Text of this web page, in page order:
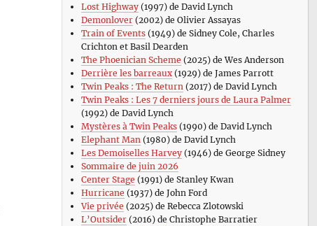
Lost Highway(1997) de David Lynch
Demonlover(2002) de Olivier Assayas
Train of Events(1949) de Sidney Cole, Charles
Crichton et Basil Dearden
The Phoenician Scheme (2025) de Wes Anderson
Derrière les barreaux(1929) de James Parrott
Twin Peaks : The Return (2017) de David Lynch
Twin Peaks : Les 7 derniers jours de Laura Palmer
(1992) de David Lynch
Mystères à Twin Peaks(1990) de David Lynch
Elephant Man (1980) de David Lynch
Les Demoiselles Harvey(1946) de George Sidney
Sommaire de juin 2026
Center Stage (1991) de Stanley Kwan
Hurricane (1937) de John Ford
Vie privée (2025) de Rebecca Zlotowski
L’Outsider(2016) de Christophe Barratier